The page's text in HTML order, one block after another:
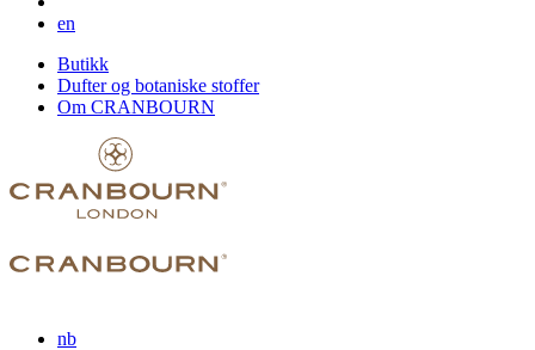
en
Butikk
Dufter og botaniske stoffer
Om CRANBOURN
nb